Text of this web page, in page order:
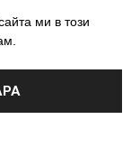
ми в този